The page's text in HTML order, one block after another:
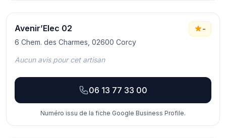
Avenir’Elec 02
6 Chem. des Charmes, 02600 Corcy
-
Aucun avis pour cet artisan
06 13 77 33 00
Numéro issu de la fiche Google Business Profile.